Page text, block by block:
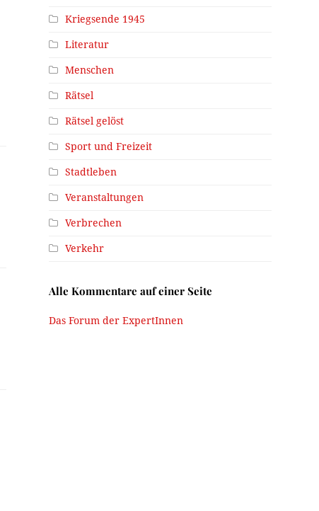
Kriegsende 1945
Literatur
Menschen
Rätsel
Rätsel gelöst
Sport und Freizeit
Stadtleben
Veranstaltungen
Verbrechen
Verkehr
Alle Kommentare auf einer Seite
Das Forum der ExpertInnen